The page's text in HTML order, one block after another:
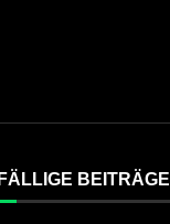
BEITRÄGE